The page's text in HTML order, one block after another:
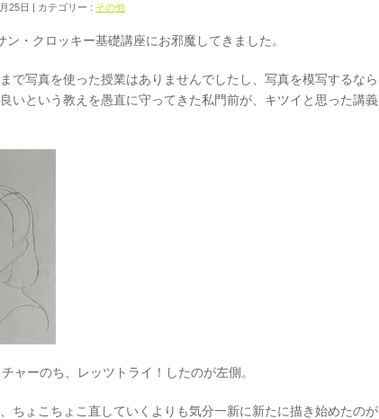
25日 カテゴリー : その他
・クロッキー基礎講座にお邪魔してきました。
で写真を使った授業はありませんでしたし、写真を模写するなら
いという教えを愚直に守ってきた私門前が、キツイと思った講義
ャーのち、レッツトライ！したのが左側。
ちょこちょこ直していくよりも気分一新に新たに描き始めたのが